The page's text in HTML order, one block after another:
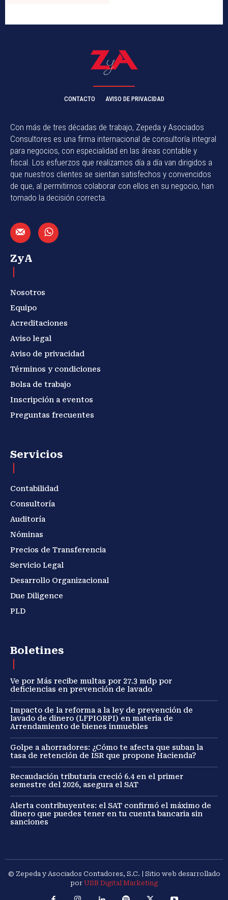
CONTACTO AVISO DE PRIVACIDAD
Con más de tres décadas de trabajo, Zepeda y Asociados
Consultores es una firma internacional de consultoría integral
para negocios, con especialidad en las áreas contable y
fiscal. Los esfuerzos que realizamos día a día van dirigidos a
que nuestros clientes se sientan satisfechos y convencidos
de que, al permitirnos colaborar con ellos en su negocio, han
tomado la decisión correcta.
ZyA
Nosotros
Equipo
Acreditaciones
Aviso legal
Aviso de privacidad
Términos y condiciones
Bolsa de trabajo
Inscripción a eventos
Preguntas frecuentes
Servicios
Contabilidad
Consultoría
Auditoría
Nóminas
Precios de Transferencia
Servicio Legal
Desarrollo Organizacional
Due Diligence
PLD
Boletines
Ve por Más recibe multas por 27.3 mdp por
deficiencias en prevención de lavado
Impacto de la reforma a la ley de prevención de
lavado de dinero (LFPIORPI) en materia de
Arrendamiento de bienes inmuebles
Golpe a ahorradores: ¿Cómo te afecta que suban la
tasa de retención de ISR que propone Hacienda?
Recaudación tributaria creció 6.4 en el primer
semestre del 2026, asegura el SAT
Alerta contribuyentes: el SAT confirmó el máximo de
dinero que puedes tener en tu cuenta bancaria sin
sanciones
© Zepeda y Asociados Contadores, S.C. | Sitio web desarrollado
por USB Digital Marketing